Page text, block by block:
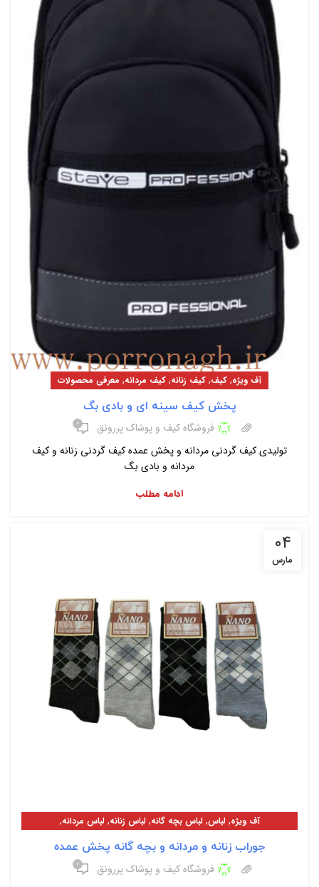
آف ویژه, کیف, کیف زنانه, کیف مردانه, معرفی محصولات
پخش کیف سینه ای و بادی بگ
فروشگاه کیف و پوشاک پررونق ۰
تولیدی کیف گردنی مردانه و پخش عمده کیف گردنی زنانه و کیف
مردانه و بادی بگ
ادامه مطلب
04
مارس
آف ویژه, لباس, لباس بچه گانه, لباس زنانه, لباس مردانه,
معرفی محصولات
جوراب زنانه و مردانه و بچه گانه پخش عمده
فروشگاه کیف و پوشاک پررونق ۰